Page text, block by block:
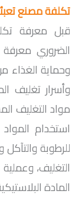
تكلفة مصنع
قبل معرفة
الضروري معرفة
وحماية الغذاء
وأسرار تغليف
مواد التغليف
استخدام
للرطوبة
التغليف،
المادة